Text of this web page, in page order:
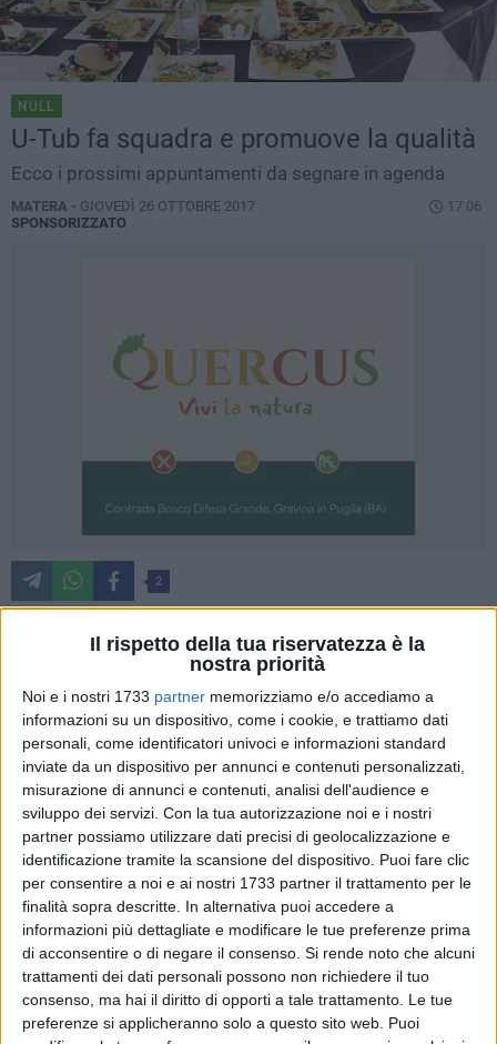
Il rispetto della tua riservatezza è la
nostra priorità
Noi e i nostri 1733 partner memorizziamo e/o accediamo a
informazioni su un dispositivo, come i cookie, e trattiamo dati
personali, come identificatori univoci e informazioni standard
inviate da un dispositivo per annunci e contenuti personalizzati,
misurazione di annunci e contenuti, analisi dell'audience e
sviluppo dei servizi. Con la tua autorizzazione noi e i nostri
partner possiamo utilizzare dati precisi di geolocalizzazione e
identificazione tramite la scansione del dispositivo. Puoi fare clic
per consentire a noi e ai nostri 1733 partner il trattamento per le
finalità sopra descritte. In alternativa puoi accedere a
informazioni più dettagliate e modificare le tue preferenze prima
di acconsentire o di negare il consenso. Si rende noto che alcuni
trattamenti dei dati personali possono non richiedere il tuo
consenso, ma hai il diritto di opporti a tale trattamento. Le tue
preferenze si applicheranno solo a questo sito web. Puoi
NULL
U-Tub fa squadra e promuove la qualità
Ecco i prossimi appuntamenti da segnare in agenda
MATERA - GIOVEDÌ 26 OTTOBRE 2017
17.06
SPONSORIZZATO
2
aziendale di via baffi 7. La giornata di formazione e
degustazione mensile del 25 ottobre ha raccolto consensi da
più parti: clienti, nuovi gestori e curiosi hanno accettato con
entusiasmo l'invito, desiderosi di scoprire le novità del
mondo U-Tub. Per l'occasione, a preparare piatti originali e
gustosi, Nico Carlucci panificatore esperto e conoscitore
delle farine antiche. Carlucci ha preparato per gli ospiti
presenti diverse ricette con la nuova puccia Senatore
Cappelli, Bio, Integrale, Macinata a pietra, Certificata e a Km
zero.
Il gusto che incontra salute e qualità è il mantra da seguire e
che guida le scelte dell'azienda U-Tub, oltre e soprattutto del
consumatore moderno sempre alla ricerca di cibi sani e
genuini.